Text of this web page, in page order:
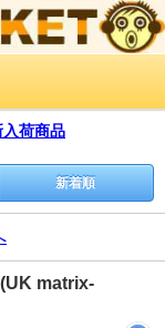
荷商品
新着順
matrix-